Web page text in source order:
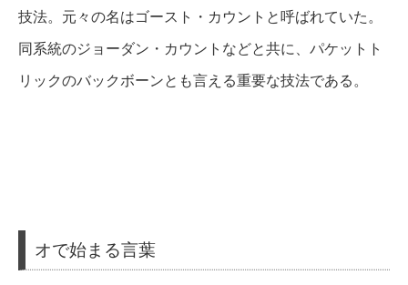
技法。元々の名はゴースト・カウントと呼ばれていた。
同系統のジョーダン・カウントなどと共に、パケットト
リックのバックボーンとも言える重要な技法である。
オで始まる言葉